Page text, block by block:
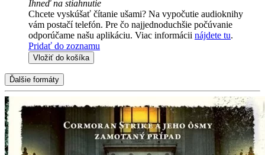
Ihneď na stiahnutie
Chcete vyskúšať čítanie ušami? Na vypočutie audioknihy
vám postačí telefón. Pre čo najjednoduchšie počúvanie
odporúčame našu aplikáciu. Viac informácii nájdete tu.
Pridať do zoznamu
Vložiť do košíka
Ďalšie formáty